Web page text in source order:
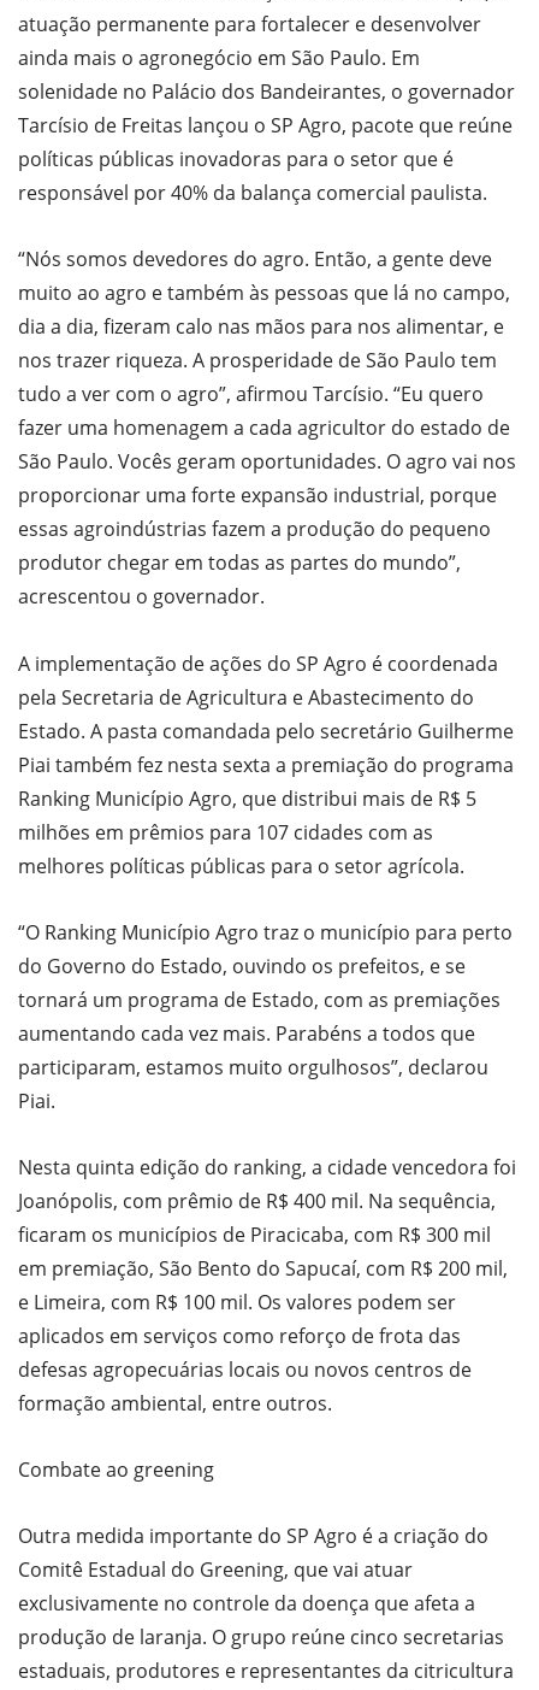
atuação permanente para fortalecer e desenvolver
ainda mais o agronegócio em São Paulo. Em
solenidade no Palácio dos Bandeirantes, o governador
Tarcísio de Freitas lançou o SP Agro, pacote que reúne
políticas públicas inovadoras para o setor que é
responsável por 40% da balança comercial paulista.
“Nós somos devedores do agro. Então, a gente deve
muito ao agro e também às pessoas que lá no campo,
dia a dia, fizeram calo nas mãos para nos alimentar, e
nos trazer riqueza. A prosperidade de São Paulo tem
tudo a ver com o agro”, afirmou Tarcísio. “Eu quero
fazer uma homenagem a cada agricultor do estado de
São Paulo. Vocês geram oportunidades. O agro vai nos
proporcionar uma forte expansão industrial, porque
essas agroindústrias fazem a produção do pequeno
produtor chegar em todas as partes do mundo”,
acrescentou o governador.
A implementação de ações do SP Agro é coordenada
pela Secretaria de Agricultura e Abastecimento do
Estado. A pasta comandada pelo secretário Guilherme
Piai também fez nesta sexta a premiação do programa
Ranking Município Agro, que distribui mais de R$ 5
milhões em prêmios para 107 cidades com as
melhores políticas públicas para o setor agrícola.
“O Ranking Município Agro traz o município para perto
do Governo do Estado, ouvindo os prefeitos, e se
tornará um programa de Estado, com as premiações
aumentando cada vez mais. Parabéns a todos que
participaram, estamos muito orgulhosos”, declarou
Piai.
Nesta quinta edição do ranking, a cidade vencedora foi
Joanópolis, com prêmio de R$ 400 mil. Na sequência,
ficaram os municípios de Piracicaba, com R$ 300 mil
em premiação, São Bento do Sapucaí, com R$ 200 mil,
e Limeira, com R$ 100 mil. Os valores podem ser
aplicados em serviços como reforço de frota das
defesas agropecuárias locais ou novos centros de
formação ambiental, entre outros.
Combate ao greening
Outra medida importante do SP Agro é a criação do
Comitê Estadual do Greening, que vai atuar
exclusivamente no controle da doença que afeta a
produção de laranja. O grupo reúne cinco secretarias
estaduais, produtores e representantes da citricultura